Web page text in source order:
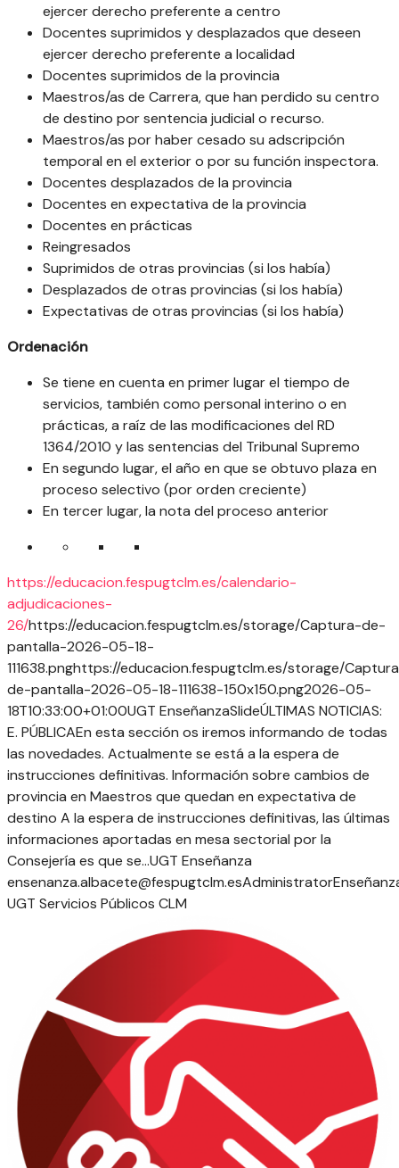
ejercer derecho preferente a centro
Docentes suprimidos y desplazados que deseen
ejercer derecho preferente a localidad
Docentes suprimidos de la provincia
Maestros/as de Carrera, que han perdido su centro
de destino por sentencia judicial o recurso.
Maestros/as por haber cesado su adscripción
temporal en el exterior o por su función inspectora.
Docentes desplazados de la provincia
Docentes en expectativa de la provincia
Docentes en prácticas
Reingresados
Suprimidos de otras provincias (si los había)
Desplazados de otras provincias (si los había)
Expectativas de otras provincias (si los había)
Ordenación
Se tiene en cuenta en primer lugar el tiempo de
servicios, también como personal interino o en
prácticas, a raíz de las modificaciones del RD
1364/2010 y las sentencias del Tribunal Supremo
En segundo lugar, el año en que se obtuvo plaza en
proceso selectivo (por orden creciente)
En tercer lugar, la nota del proceso anterior
https://educacion.fespugtclm.es/calendario-
adjudicaciones-
26/https://educacion.fespugtclm.es/storage/Captura-de-
pantalla-2026-05-18-
111638.pnghttps://educacion.fespugtclm.es/storage/
de-pantalla-2026-05-18-111638-150x150.png2026-05-
18T10:33:00+01:00UGT EnseñanzaSlideÚLTIMAS NOTICIAS:
E. PÚBLICAEn esta sección os iremos informando de todas
las novedades. Actualmente se está a la espera de
instrucciones definitivas. Información sobre cambios de
provincia en Maestros que quedan en expectativa de
destino A la espera de instrucciones definitivas, las últimas
informaciones aportadas en mesa sectorial por la
Consejería es que se...UGT Enseñanza
ensenanza.albacete@fespugtclm.esAdministrator
UGT Servicios Públicos CLM